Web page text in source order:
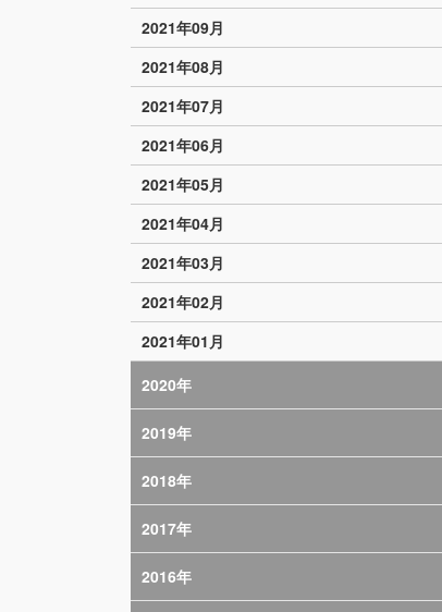
2021年09月
2021年08月
2021年07月
2021年06月
2021年05月
2021年04月
2021年03月
2021年02月
2021年01月
2020年
2019年
2018年
2017年
2016年